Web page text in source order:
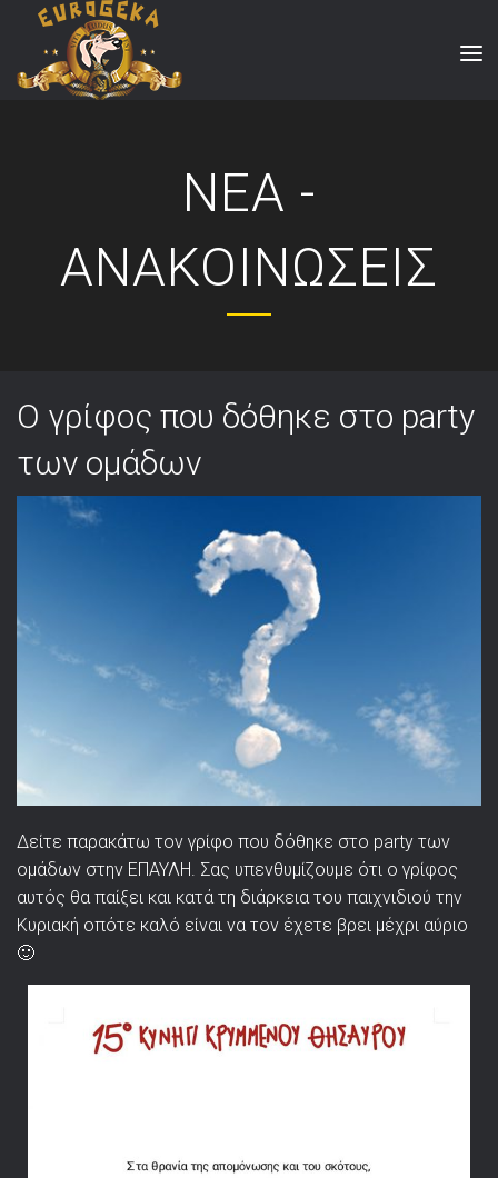
ΝΕΑ -
ΑΝΑΚΟΙΝΩΣΕΙΣ
Ο γρίφος που δόθηκε στο party
των ομάδων
Δείτε παρακάτω τον γρίφο που δόθηκε στο party των
ομάδων στην ΕΠΑΥΛΗ. Σας υπενθυμίζουμε ότι ο γρίφος
αυτός θα παίξει και κατά τη διάρκεια του παιχνιδιού την
Κυριακή οπότε καλό είναι να τον έχετε βρει μέχρι αύριο
🙂